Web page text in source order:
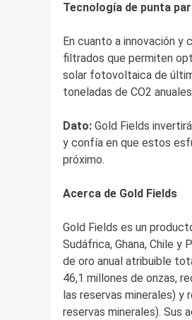
Tecnología de punta
En cuanto a innovación
filtrados que permiten
solar fotovoltaica de
toneladas de CO2
Dato: Gold Fields
y confía en que estos
próximo.
Acerca de Gold Fields
Gold Fields es un
Sudáfrica, Ghana, Chile y
de oro anual atribuible
46,1 millones de onzas,
las reservas minerales)
reservas minerales). Sus